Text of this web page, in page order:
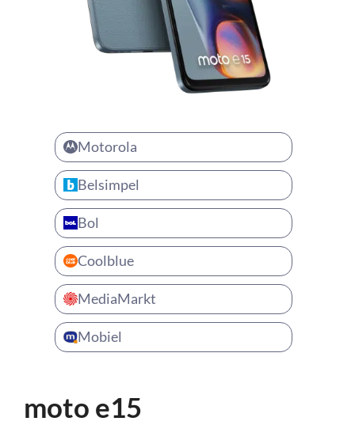
Motorola
Belsimpel
Bol
Coolblue
MediaMarkt
Mobiel
moto e15